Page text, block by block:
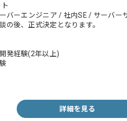
バーエンジニア / 社内SE / サーバー
後、正式決定となります。
発経験(2年以上)
詳細を見る